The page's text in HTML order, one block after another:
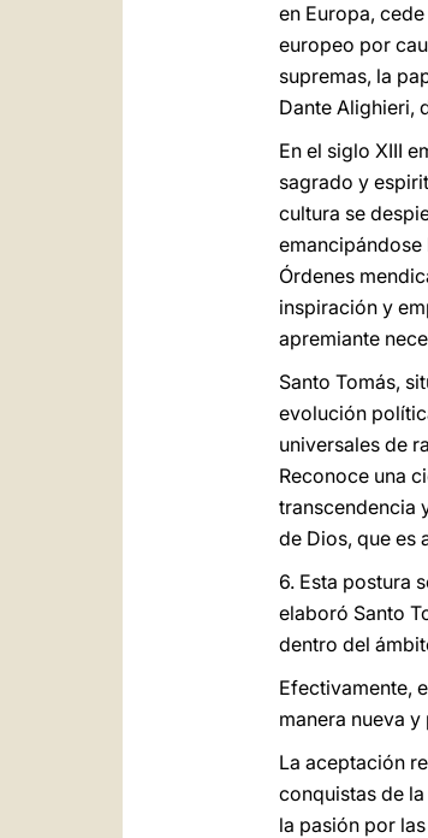
en Europa,
europeo por
supremas, la
Dante Alighieri,
En el siglo XIII
sagrado y
cultura se
emancipándose
Órdenes
inspiración y
apremiante
Santo Tomás,
evolución
universales de
Reconoce una
transcendencia
de Dios, que es
6. Esta postura
elaboró Santo
dentro del
Efectivamente,
manera nueva y
La aceptación
conquistas de
la pasión por las